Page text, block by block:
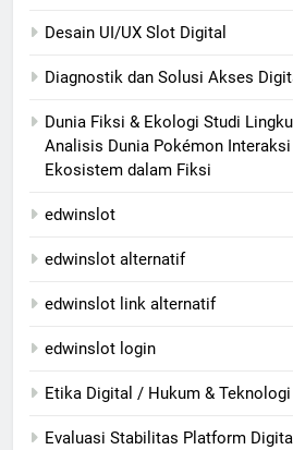
Desain UI/UX Slot Digital
Diagnostik dan Solusi Akses
Dunia Fiksi & Ekologi Studi
Analisis Dunia Pokémon
Ekosistem dalam Fiksi
edwinslot
edwinslot alternatif
edwinslot link alternatif
edwinslot login
Etika Digital / Hukum & Teknologi
Evaluasi Stabilitas Platform Digital